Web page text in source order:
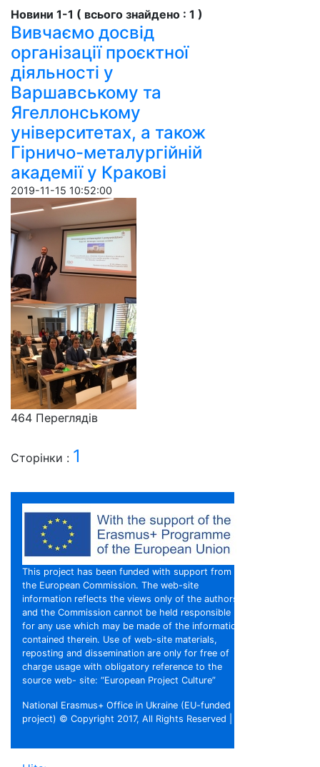
Новини 1-1 ( всього знайдено : 1 )
Вивчаємо досвід
організації проєктної
діяльності у
Варшавському та
Ягеллонському
університетах, а також
Гірничо-металургійній
академії у Кракові
2019-11-15 10:52:00
464 Пере­гля­дів
Сторінки : 1
This project has been funded with support from
the European Commission. The web-site
information reflects the views only of the authors,
and the Commission cannot be held responsible
for any use which may be made of the information
contained therein. Use of web-site materials,
reposting and dissemination are only for free of
charge usage with obligatory reference to the
source web- site: “European Project Culture”
National Erasmus+ Office in Ukraine (EU-funded
project) © Copyright 2017, All Rights Reserved |